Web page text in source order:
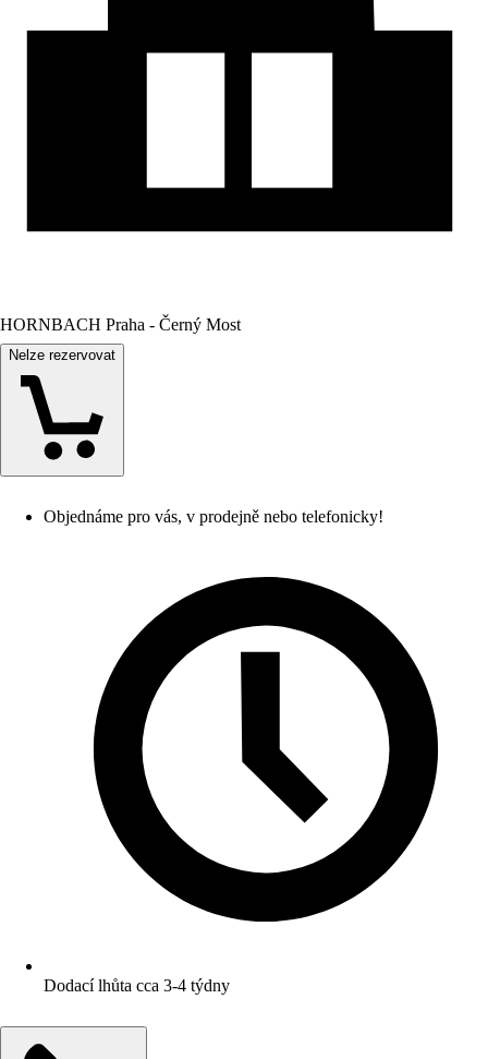
HORNBACH Praha - Černý Most
Nelze rezervovat
Objednáme pro vás, v prodejně nebo telefonicky!
Dodací lhůta cca 3-4 týdny